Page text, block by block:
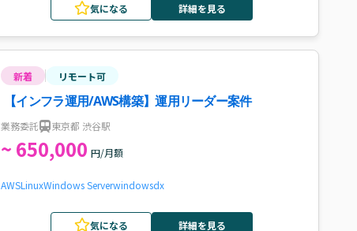
気になる 詳細を見る
新着 リモート可
【インフラ運用/AWS構築】運用リーダー案件
業務委託 東京都 渋谷駅
~ 650,000 円/月額
AWSLinuxWindows Serverwindowsdx
気になる 詳細を見る